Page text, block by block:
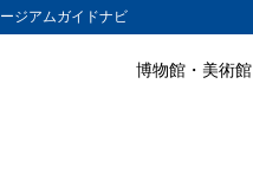
ジアムガイドナビ
博物館・美術
目次